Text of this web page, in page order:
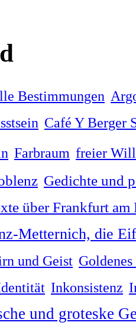
Bestimmungen
Café Y Berger
Farbraum freier
Gedichte und
über Frankfurt am
Metternich, die
und Geist
Inkonsistenz
und groteske